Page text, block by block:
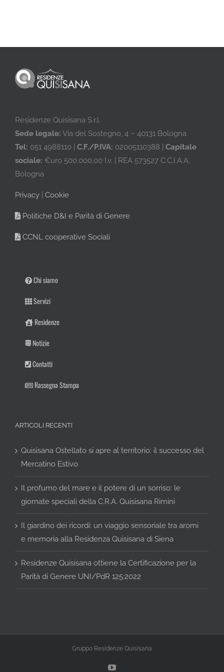
Residenze Quisisana S.r.l.
Sede legale: Via del Sostegno, 4 – 40131 Bologna
Tel: 051 4988110 | C.F./P.IVA: 02005110388 | Capitale
sociale: €uro 500.000,00 I.v. | REA 573527 C.C.I.A.A.
Bologna
Privacy Cookie
Politiche D&I e Parità di Genere
CCNL cooperative Sociali
Chi siamo
Servizi
Residenze
Notizie
Contatti
Rassegna Stampa
ARTICOLI RECENTI
Quisisana Ostellato si apre al territorio: il successo del
Mercatino Estivo
Il profumo del mare e il potere di un sorriso: le
giornate speciali della C.R.A. Quisisana Rimini
Il giardino dei ricordi: un viaggio sensoriale tra aromi
e memoria alla Residenza Quisisana di Siena
Residenze Quisisana ottiene la Certificazione per la
Parità di Genere UNI/PdR 125:2022
Gruppo Residenze Quisisana
YouTube